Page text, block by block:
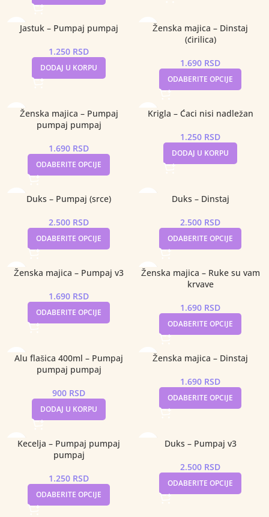
Jastuk – Pumpaj pumpaj
1.250 RSD
DODAJ U KORPU
Ženska majica – Dinstaj
(ćirilica)
1.690 RSD
ODABERITE OPCIJE
Ženska majica – Pumpaj
pumpaj pumpaj
1.690 RSD
ODABERITE OPCIJE
Krigla – Ćaci nisi nadležan
1.250 RSD
DODAJ U KORPU
Duks – Pumpaj (srce)
2.500 RSD
ODABERITE OPCIJE
Duks – Dinstaj
2.500 RSD
ODABERITE OPCIJE
Ženska majica – Pumpaj v3
1.690 RSD
ODABERITE OPCIJE
Ženska majica – Ruke su vam
krvave
1.690 RSD
ODABERITE OPCIJE
Alu flašica 400ml – Pumpaj
pumpaj pumpaj
900 RSD
DODAJ U KORPU
Ženska majica – Dinstaj
1.690 RSD
ODABERITE OPCIJE
Kecelja – Pumpaj pumpaj
pumpaj
1.250 RSD
ODABERITE OPCIJE
Duks – Pumpaj v3
2.500 RSD
ODABERITE OPCIJE